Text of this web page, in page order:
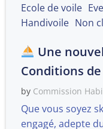
Ecole de voile
Handivoile Non
Une
Conditions
by Commission
Que vous soyez
engagé, adepte